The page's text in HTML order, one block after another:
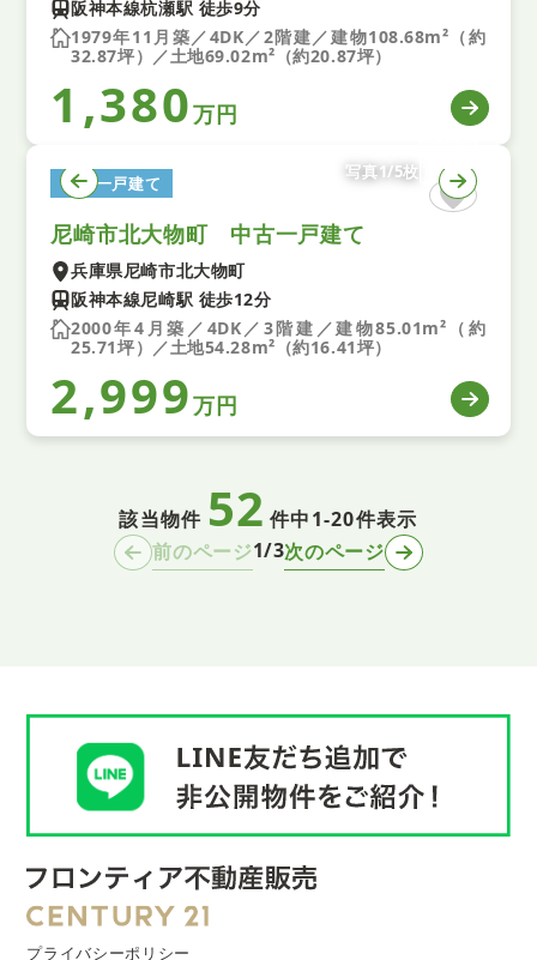
阪神本線杭瀬駅 徒歩9分
1979年11月築／4DK／2階建／建物108.68m²（約
32.87坪）／土地69.02m²（約20.87坪）
1,380万円
中古一戸建て
写真1/5枚
尼崎市北大物町 中古一戸建て
兵庫県尼崎市北大物町
阪神本線尼崎駅 徒歩12分
2000年4月築／4DK／3階建／建物85.01m²（約
25.71坪）／土地54.28m²（約16.41坪）
2,999万円
該当物件 52 件中1-20件表示
前のページ1/3次のページ
プライバシーポリシー